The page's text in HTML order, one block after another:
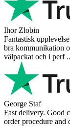
Ihor Zlobin
Fantastisk
bra kommunikation
välpackat och i perf
George Staf
Fast delivery. Good
order procedure and